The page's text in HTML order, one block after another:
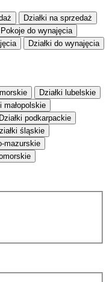
Działki na sprzedaż
Pokoje do wynajęcia
Działki do wynajęcia
Działki lubelskie
małopolskie
Działki podkarpackie
śląskie
mazurskie